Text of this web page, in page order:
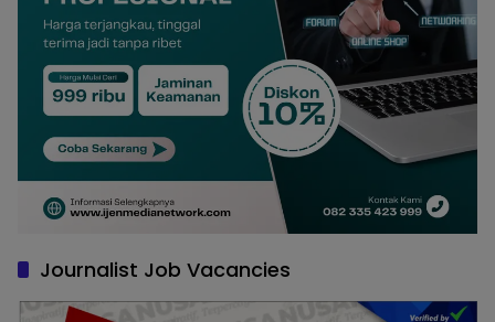
Journalist Job Vacancies